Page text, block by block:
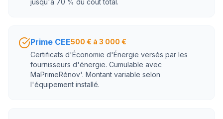
jusqu'à 70 % du coût total.
Prime CEE500 € à 3 000 €
Certificats d'Économie d'Énergie versés par les
fournisseurs d'énergie. Cumulable avec
MaPrimeRénov'. Montant variable selon
l'équipement installé.